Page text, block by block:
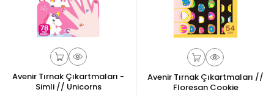
Avenir Tırnak Çıkartmaları -
Simli // Unicorns
Avenir Tırnak Çıkartmaları //
Floresan Cookie